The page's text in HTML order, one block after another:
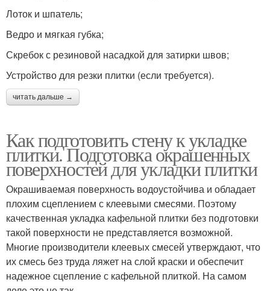
Лоток и шпатель;
Ведро и мягкая губка;
Скребок с резиновой насадкой для затирки швов;
Устройство для резки плитки (если требуется).
читать дальше →
Как подготовить стену к укладке
плитки. Подготовка окрашенных
поверхностей для укладки плитки
Окрашиваемая поверхность водоустойчива и обладает
плохим сцеплением с клеевыми смесями. Поэтому
качественная укладка кафельной плитки без подготовки
такой поверхности не представляется возможной.
Многие производители клеевых смесей утверждают, что
их смесь без труда ляжет на слой краски и обеспечит
надежное сцепление с кафельной плиткой. На самом